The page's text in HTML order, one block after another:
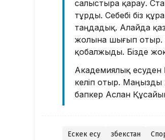
салыстыра қарау.
тұрды. Себебі біз
таңдадық. Алайда
жолына шығып отыр.
қобалжыды. Бізде
Академиялық есуден
келіп отыр. Маңызды
бапкер Аслан
Ескек есу Өзбекстан